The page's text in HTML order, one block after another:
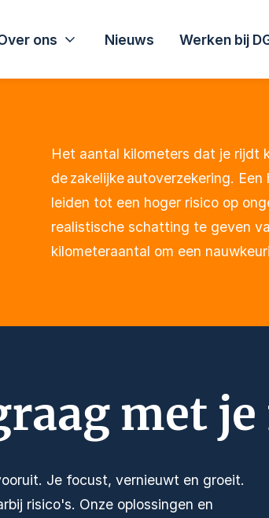
ons Nieuws Werken bij
Het aantal kilometers dat je rijdt
de zakelijke autoverzekering.
leiden tot een hoger risico op
realistische schatting te geven
kilometeraantal om een
met je
Je focust, vernieuwt en groeit.
risico's. Onze oplossingen en